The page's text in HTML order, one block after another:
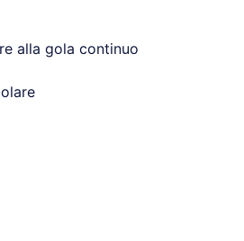
alla gola continuo